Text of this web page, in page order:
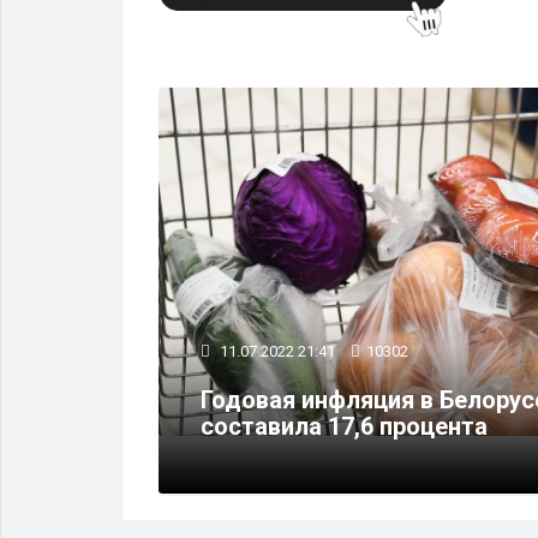
11.07.2022 21:41 10302
Годовая инфляция в
составила 17,6 процента